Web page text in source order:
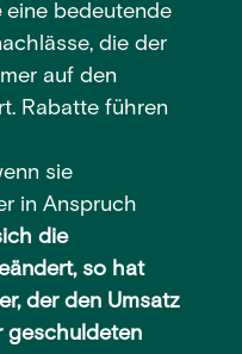
eine bedeutende
die der
auf den
Rabatte führen
sie
in Anspruch
die
so hat
der den Umsatz
geschuldeten